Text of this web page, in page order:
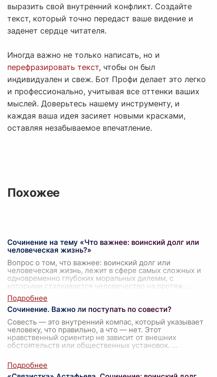
выразить свой внутренний конфликт. Создайте
текст, который точно передаст ваше видение и
заденет сердце читателя.
Иногда важно не только написать, но и
перефразировать текст, чтобы он был
индивидуален и свеж. Бот Профи делает это легко
и профессионально, учитывая все оттенки ваших
мыслей. Доверьтесь нашему инструменту, и
каждая ваша идея засияет новыми красками,
оставляя незабываемое впечатление.
Похожее
Сочинение на тему «Что важнее: воинский долг или
человеческая жизнь?»
Вопрос о том, что важнее: воинский долг или
человеческая жизнь, лежит в сфере самых сложных и
одновременно глубоких моральных дилемм, с
которыми сталкивается человечество на протяж
Сочинение. Важно ли поступать по совести?
Совесть — это внутренний компас, который указывает
человеку, что правильно, а что — нет. Этот
нравственный ориентир не зависит от внешних
обстоятельств или общественных установок. ...